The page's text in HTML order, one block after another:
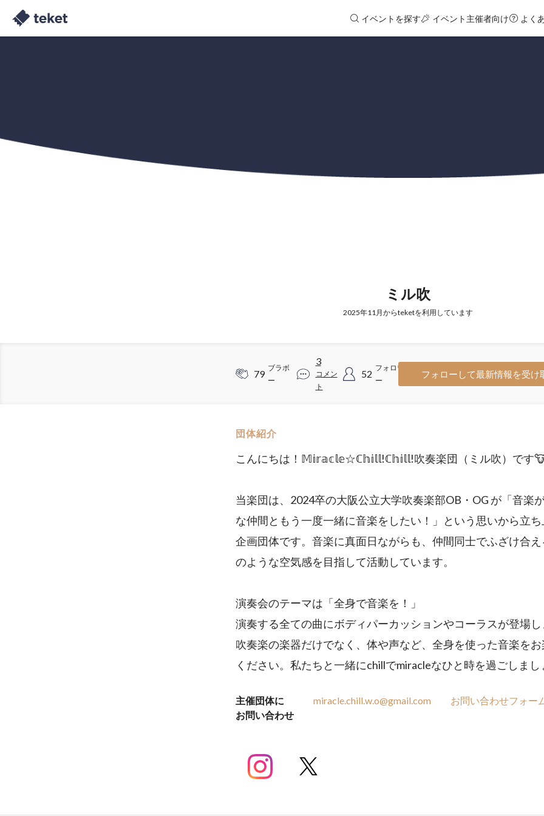
イベントを探す イベント主催者向け よく
ミル吹
2025年11月からteketを利用しています
79
ブラボ
ー
3
コメン
ト
52
フォロワ
ー
フォローして最新情報を受け
団体紹介
こんにちは！𝕄𝕚𝕣𝕒𝕔𝕝𝕖☆ℂ𝕙𝕚𝕝𝕝!ℂ𝕙𝕚𝕝𝕝!吹奏楽団（ミル吹）です
当楽団は、2024卒の大阪公立大学吹奏楽部OB・OG が「音楽
な仲間ともう一度一緒に音楽をしたい！」という思いから立
企画団体です。音楽に真面日ながらも、仲間同士でふざけ合
のような空気感を目指して活動しています。
演奏会のテーマは「全身で音楽を！」
演奏する全ての曲にボディパーカッションやコーラスが登場
吹奏楽の楽器だけでなく、体や声など、全身を使った音楽を
ください。私たちと一緒にchillでmiracleなひと時を過ごしまし
主催団体に
お問い合わせ
miracle.chill.w.o@gmail.com お問い合わせフォー